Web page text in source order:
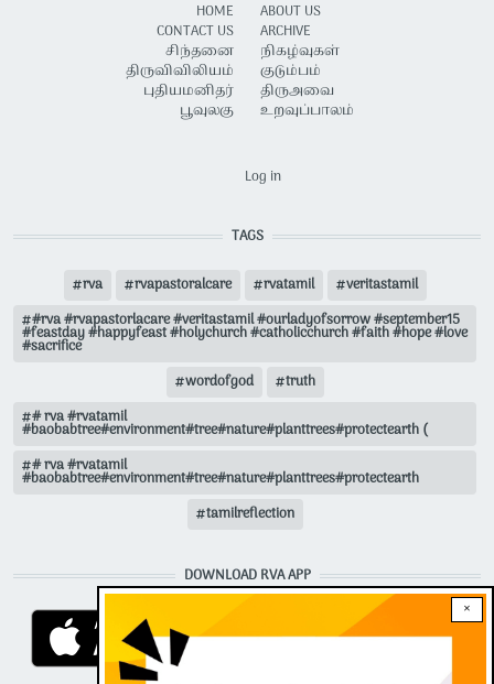
×
HOME
CONTACT US
சிந்தனை
திருவிவிலியம்
புதியமனிதர்
பூவுலகு
ABOUT US
ARCHIVE
நிகழ்வுகள்
குடும்பம்
திருஅவை
உறவுப்பாலம்
Log in
TAGS
rva rvapastoralcare rvatamil
veritastamil
#rva #rvapastorlacare #veritastamil #ourladyofsorrow #september15
#feastday #happyfeast #holychurch #catholicchurch #faith #hope #love
#sacrifice
wordofgod
truth
# rva #rvatamil
#baobabtree#environment#tree#nature#planttrees#protectearth (
# rva #rvatamil
#baobabtree#environment#tree#nature#planttrees#protectearth
tamilreflection
DOWNLOAD RVA APP